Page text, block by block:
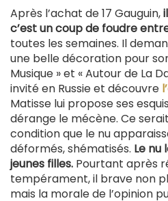
Après l’achat de 17 Gauguin,
c’est un coup de foudre
toutes les semaines. Il
une belle décoration pour
Musique » et « Autour de La
invité en Russie et découvre
Matisse lui propose ses
dérange le mécène. Ce
condition que le nu
déformés, shématisés. Le nu
jeunes filles. Pourtant après
tempérament, il brave non
mais la morale de l’opinion